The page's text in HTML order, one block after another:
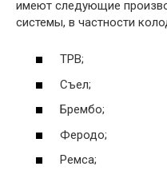
имеют следующие
системы, в частности
ТРВ;
Съел;
Брембо;
Феродо;
Ремса;